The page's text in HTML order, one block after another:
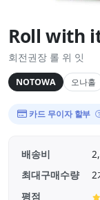
Roll with
회전권장 롤 위 잇
NOTOWA 오나홀
카드 무이자 할부
배송비
최대구매수량
2
평점